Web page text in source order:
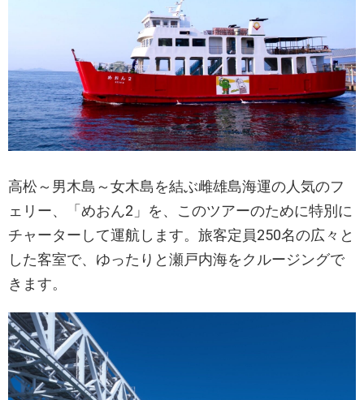
高松～男木島～女木島を結ぶ雌雄島海運の人気のフ
ェリー、「めおん2」を、このツアーのために特別に
チャーターして運航します。旅客定員250名の広々と
した客室で、ゆったりと瀬戸内海をクルージングで
きます。